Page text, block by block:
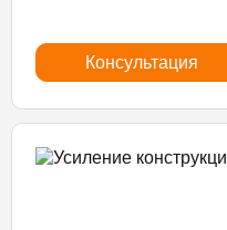
Консультация